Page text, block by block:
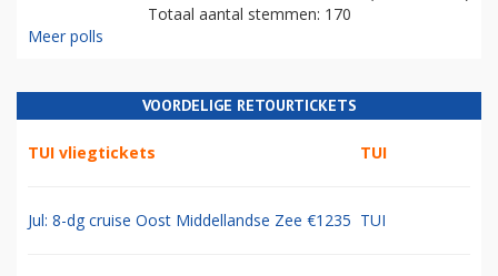
Totaal aantal stemmen: 170
Meer polls
VOORDELIGE RETOURTICKETS
TUI vliegtickets TUI
Jul: 8-dg cruise Oost Middellandse Zee €1235 TUI